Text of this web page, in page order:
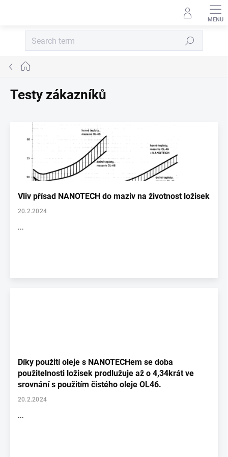
Search
Home
Testy zákazníků
List of articles
Vliv přísad NANOTECH do maziv na životnost ložisek
20.2.2024
...
Díky použití oleje s NANOTECHem se doba
použitelnosti ložisek prodlužuje až o 4,34krát ve
srovnání s použitím čistého oleje OL46.
20.2.2024
...